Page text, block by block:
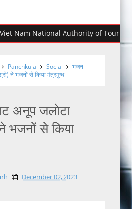
National Authority of Tourism
Panchkula Social
भजन
ने भजनों से किया मंत्रमुग्ध
अनूप जलोटा
भजनों से किया
December 02, 2023